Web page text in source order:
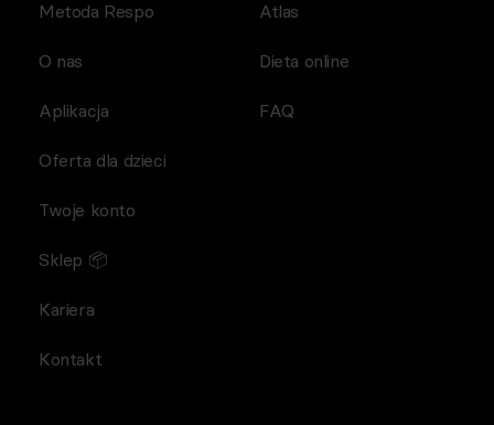
Metoda Respo
O nas
Aplikacja
Atlas
Dieta online
FAQ
Oferta dla dzieci
Twoje konto
Sklep 📦
Kariera
Kontakt